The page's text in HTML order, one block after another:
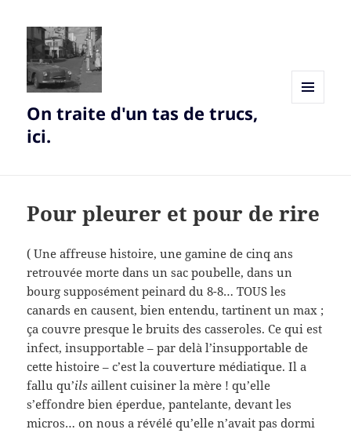
On traite d'un tas de trucs,
ici.
Pour pleurer et pour de rire
( Une affreuse histoire, une gamine de cinq ans
retrouvée morte dans un sac poubelle, dans un
bourg supposément peinard du 8-8… TOUS les
canards en causent, bien entendu, tartinent un max ;
ça couvre presque le bruits des casseroles. Ce qui est
infect, insupportable – par delà l’insupportable de
cette histoire – c’est la couverture médiatique. Il a
fallu qu’ilsaillent cuisiner la mère ! qu’elle
s’effondre bien éperdue, pantelante, devant les
micros… on nous a révélé qu’elle n’avait pas dormi